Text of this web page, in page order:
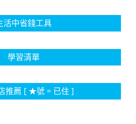
活中省錢工具
學習清單
推薦 [ ★號 = 已住 ]